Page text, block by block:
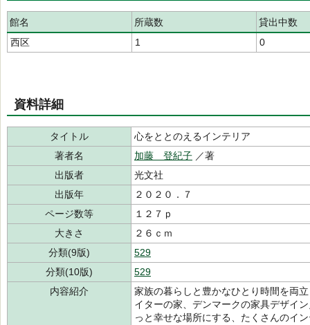
館名 所蔵数
貸出中数
西区
1 0
資料詳細
タイトル
心をととのえるインテリア
著者名
加藤 登紀子 ／著
出版者
光文社
出版年
２０２０．７
ページ数等
１２７ｐ
大きさ
２６ｃｍ
分類(9版)
529
分類(10版)
529
内容紹介
家族の暮らしと豊かなひとり時間を両
イターの家、デンマークの家具デザイ
っと幸せな場所にする、たくさんのイ